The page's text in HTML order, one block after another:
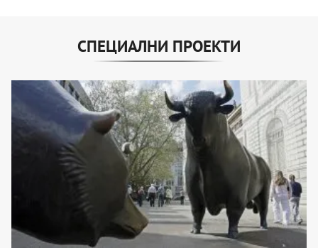
СПЕЦИАЛНИ ПРОЕКТИ